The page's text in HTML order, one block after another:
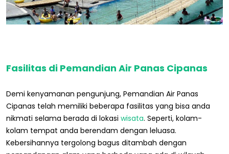
Fasilitas di Pemandian Air Panas Cipanas
Demi kenyamanan pengunjung, Pemandian Air Panas
Cipanas telah memiliki beberapa fasilitas yang bisa anda
nikmati selama berada di lokasi wisata. Seperti, kolam-
kolam tempat anda berendam dengan leluasa.
Kebersihannya tergolong bagus ditambah dengan